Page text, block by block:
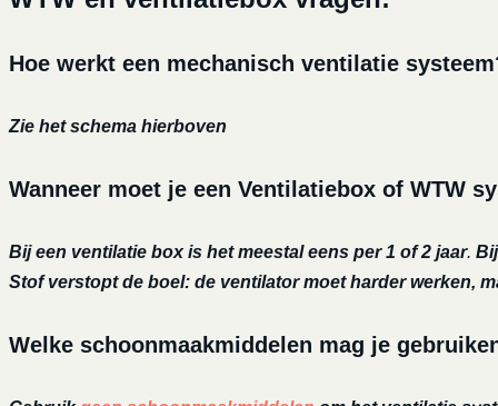
Hoe werkt een mechanisch ventilatie
Zie het schema hierboven
Wanneer moet je een Ventilatiebox of WTW
Bij een ventilatie box is het meestal eens per 1 of 2 jaar.
Stof verstopt de boel: de ventilator moet harder werken,
Welke schoonmaakmiddelen mag je